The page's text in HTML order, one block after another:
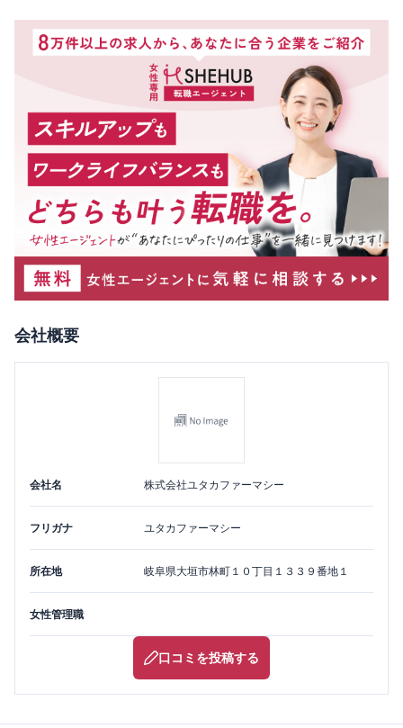
会社概要
会社名 株式会社ユタカファーマシー
フリガナ ユタカファーマシー
所在地 岐阜県大垣市林町１０丁目１３３９番地１
女性管理職
口コミを投稿する